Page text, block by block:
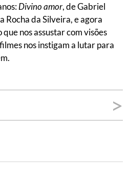
Divino amor, de Gabriel
Rocha da Silveira, e agora
que nos assustar com visões
nos instigam a lutar para
>